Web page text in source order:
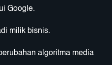
Google.
milik bisnis.
algoritma media